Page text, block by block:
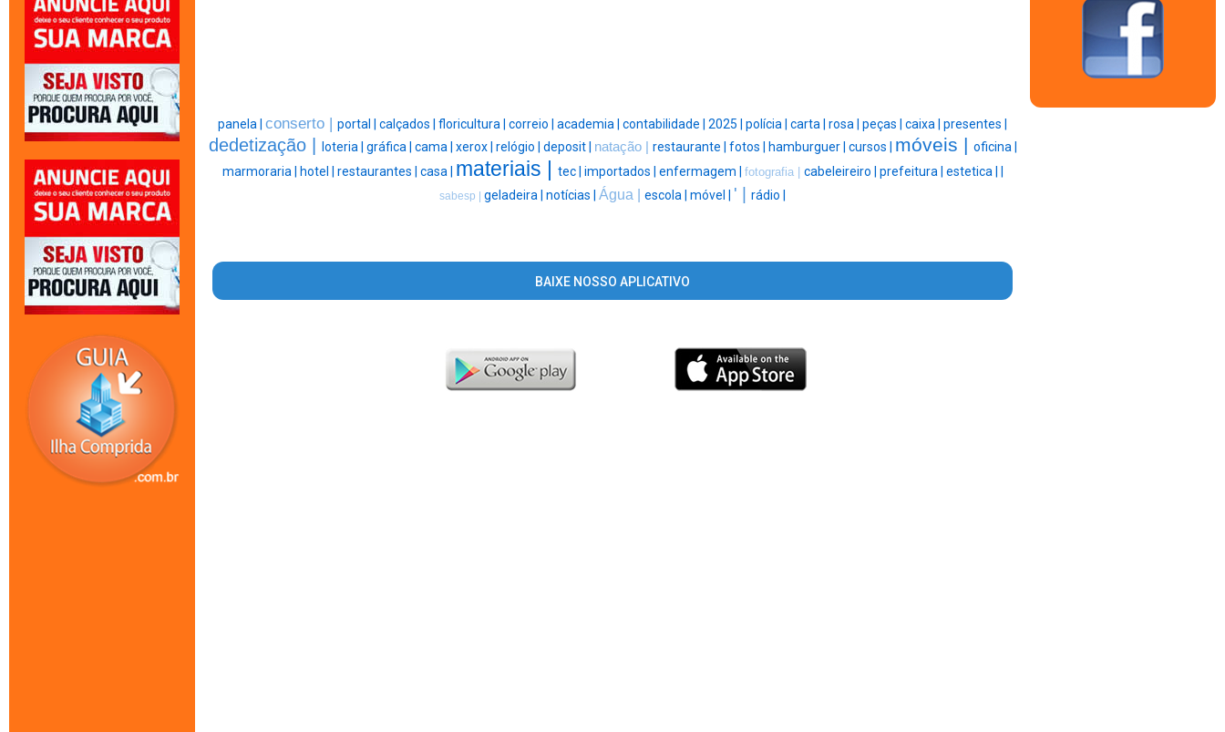
panela | conserto | portal | calçados | floricultura | correio | academia | contabilidade | 2025 | polícia | carta | rosa | peças | caixa | presentes |
dedetização | loteria | gráfica | cama | xerox | relógio | deposit | natação | restaurante | fotos | hamburguer | cursos | móveis | oficina |
marmoraria |
hotel | restaurantes | casa | materiais | tec | importados | enfermagem | fotografia | cabeleireiro | prefeitura | estetica |
sabesp | geladeira | notícias | Água | escola | móvel | ' | rádio |
BAIXE NOSSO APLICATIVO